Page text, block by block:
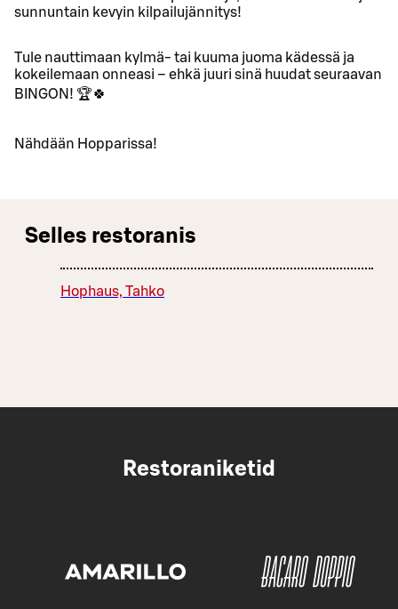
sunnuntain kevyin kilpailujännitys!
Tule nauttimaan kylmä- tai kuuma juoma kädessä ja
kokeilemaan onneasi – ehkä juuri sinä huudat seuraavan
BINGON! 🏆🍀
Nähdään Hopparissa!
Selles restoranis
Hophaus, Tahko
Restoraniketid